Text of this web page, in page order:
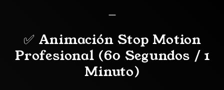
—
✅ Animación Stop Motion
Profesional (60 Segundos / 1
Minuto)